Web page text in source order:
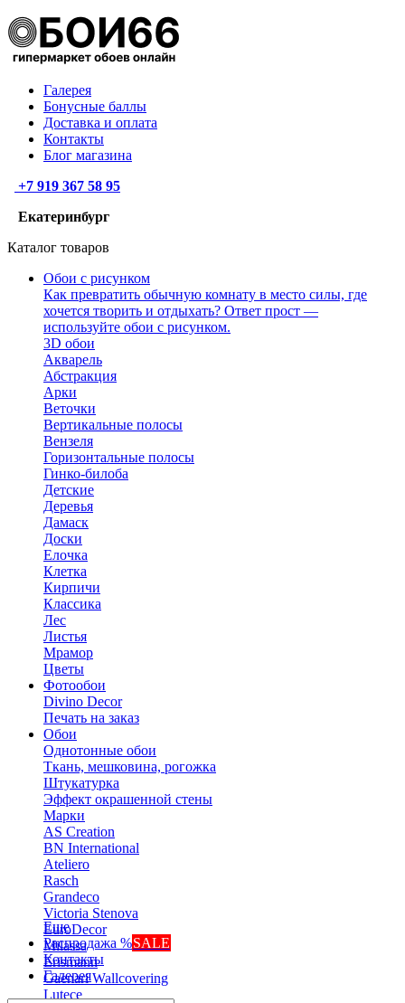
Галерея
Бонусные баллы
Доставка и оплата
Контакты
Блог магазина
+7 919 367 58 95
Екатеринбург
Каталог товаров
Обои с рисунком
Как превратить обычную комнату в место силы, где
хочется творить и отдыхать? Ответ прост —
используйте обои с рисунком.
3D обои
Акварель
Абстракция
Арки
Веточки
Вертикальные полосы
Вензеля
Горизонтальные полосы
Гинко-билоба
Детские
Деревья
Дамаск
Доски
Елочка
Клетка
Кирпичи
Классика
Лес
Листья
Мрамор
Цветы
Фотообои
Divino Decor
Печать на заказ
Обои
Однотонные обои
Ткань, мешковина, рогожка
Штукатурка
Эффект окрашенной стены
Марки
AS Creation
BN International
Ateliero
Rasch
Grandeco
Victoria Stenova
EuroDecor
Milassa
Erismann
Gaenari Wallcovering
Lutece
Еще
Распродажа %SALE
Контакты
Галерея